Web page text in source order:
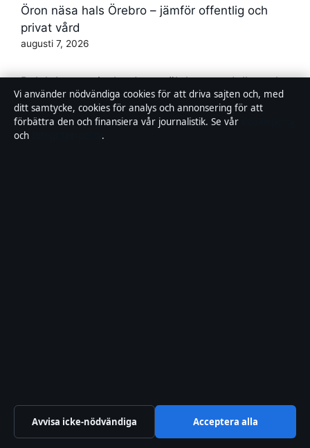
Öron näsa hals Örebro – jämför offentlig och
privat vård
augusti 7, 2026
Ralph Lauren jacka dam – äkthet, modeller och
trender 2026
augusti 7, 2026
Branschnyheter
Vi använder nödvändiga cookies för att driva sajten och, med
ditt samtycke, cookies för analys och annonsering för att
förbättra den och finansiera vår journalistik. Se vår
och
.
Avvisa icke-nödvändiga Acceptera alla